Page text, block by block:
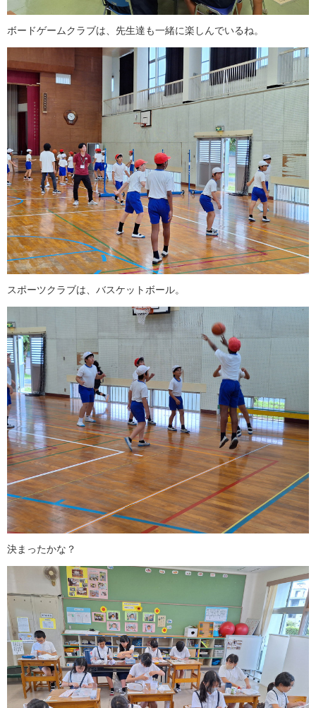
ボードゲームクラブは、先生達も一緒に楽しんでいるね。
スポーツクラブは、バスケットボール。
決まったかな？